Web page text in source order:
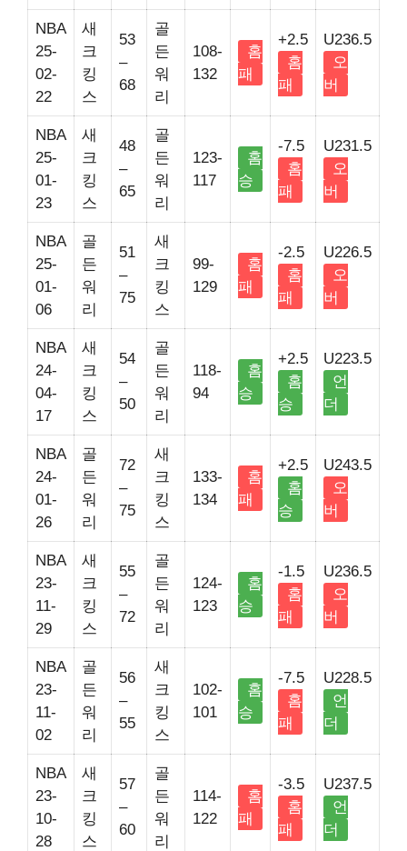
NBA
25-
02-
22
새
크
킹
스
53
–
68
골
든
워
리
108-
132
홈
패
+2.5
홈
패
U236.5
오
버
NBA
25-
01-
23
새
크
킹
스
48
–
65
골
든
워
리
123-
117
홈
승
-7.5
홈
패
U231.5
오
버
NBA
25-
01-
06
골
든
워
리
51
–
75
새
크
킹
스
99-
129
홈
패
-2.5
홈
패
U226.5
오
버
NBA
24-
04-
17
새
크
킹
스
54
–
50
골
든
워
리
118-
94
홈
승
+2.5
홈
승
U223.5
언
더
NBA
24-
01-
26
골
든
워
리
72
–
75
새
크
킹
스
133-
134
홈
패
+2.5
홈
승
U243.5
오
버
NBA
23-
11-
29
새
크
킹
스
55
–
72
골
든
워
리
124-
123
홈
승
-1.5
홈
패
U236.5
오
버
NBA
23-
11-
02
골
든
워
리
56
–
55
새
크
킹
스
102-
101
홈
승
-7.5
홈
패
U228.5
언
더
NBA
23-
10-
28
새
크
킹
스
57
–
60
골
든
워
리
114-
122
홈
패
-3.5
홈
패
U237.5
언
더